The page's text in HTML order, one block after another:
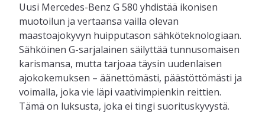
Uusi Mercedes-Benz G 580 yhdistää ikonisen
muotoilun ja vertaansa vailla olevan
maastoajokyvyn huipputason sähköteknologiaan.
Sähköinen G-sarjalainen säilyttää tunnusomaisen
karismansa, mutta tarjoaa täysin uudenlaisen
ajokokemuksen – äänettömästi, päästöttömästi ja
voimalla, joka vie läpi vaativimpienkin reittien.
Tämä on luksusta, joka ei tingi suorituskyvystä.